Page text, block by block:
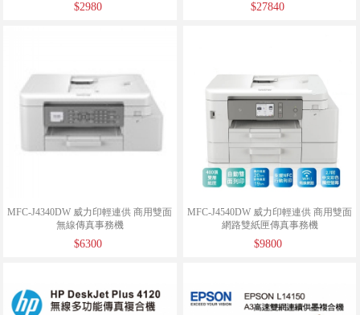
$2980 $27840
MFC-J4340DW 威力印輕連供 商用雙面
無線傳真事務機
$6300
MFC-J4540DW 威力印輕連供 商用雙面
網路雙紙匣傳真事務機
$9800